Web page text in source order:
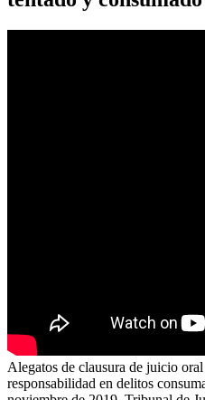
Alegatos de clausura de juicio
responsabilidad en delitos